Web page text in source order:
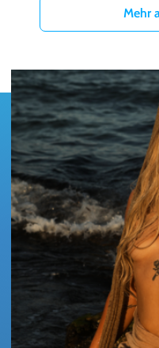
Themen wie Loslassen,
Offenheit, Echtheit und
gibt es ab sofort im
Mehr